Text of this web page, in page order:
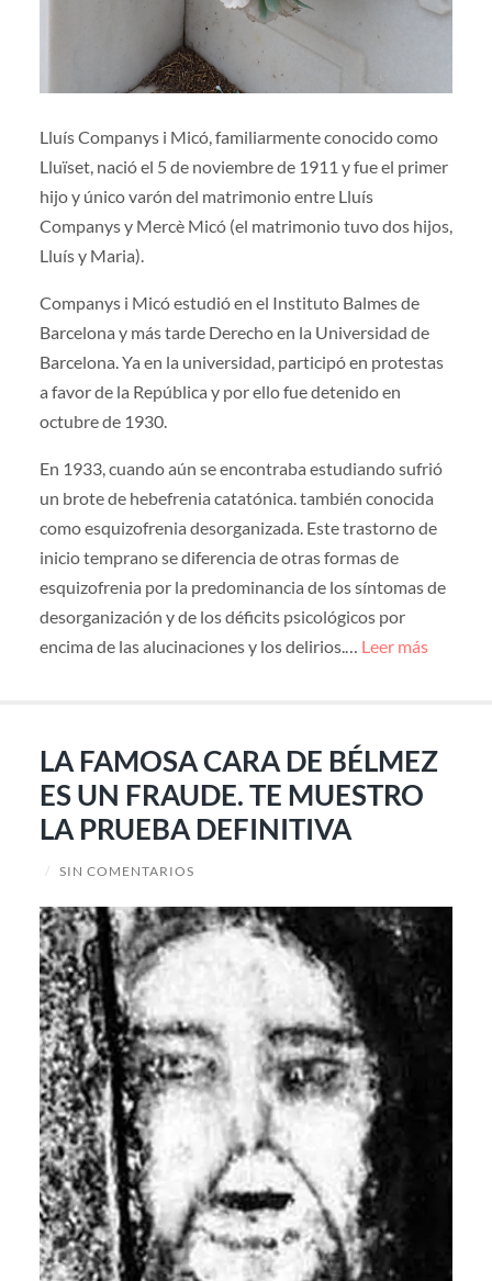
Lluís Companys i Micó, familiarmente conocido como
Lluïset, nació el 5 de noviembre de 1911 y fue el primer
hijo y único varón del matrimonio entre Lluís
Companys y Mercè Micó (el matrimonio tuvo dos hijos,
Lluís y Maria).
Companys i Micó estudió en el Instituto Balmes de
Barcelona y más tarde Derecho en la Universidad de
Barcelona. Ya en la universidad, participó en protestas
a favor de la República y por ello fue detenido en
octubre de 1930.
En 1933, cuando aún se encontraba estudiando sufrió
un brote de hebefrenia catatónica. también conocida
como esquizofrenia desorganizada. Este trastorno de
inicio temprano se diferencia de otras formas de
esquizofrenia por la predominancia de los síntomas de
desorganización y de los déficits psicológicos por
encima de las alucinaciones y los delirios.… Leer más
LA FAMOSA CARA DE BÉLMEZ
ES UN FRAUDE. TE MUESTRO
LA PRUEBA DEFINITIVA
/ SIN COMENTARIOS